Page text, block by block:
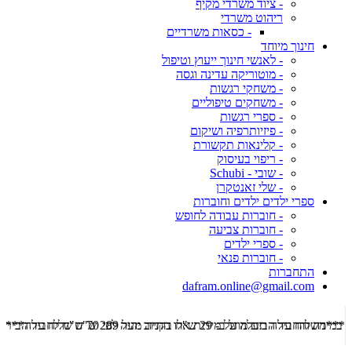
- ציוד משרדי מקיף
ריהוט משרדי
- כסאות משרדיים
חינוך מיוחד
- לאנשי חינוך ייעוץ וטיפול
- מוטוריקה עדינה וגסה
- משחקי רגשות
- משחקים טיפוליים
- ספרי רגשות
- פיזיותרפיה ושיקום
- קלינאות תקשורת
- ריפוי בעיסוק
- שובי - Schubi
- שלי זאנטקרן
ספרי ילדים ילדים וחוברות
- חוברות עבודה לחופש
- חוברות צביעה
- ספרי ילדים
- חוברות פנאי
התחברות
dafram.online@gmail.com
***משלוח עד הבית מוזל ב- 29 ש"ח בקניה מעל 289 ש"ח שליח עד הבית ***